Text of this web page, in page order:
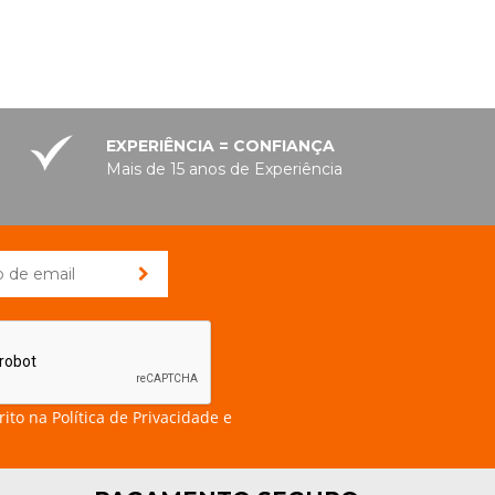
EXPERIÊNCIA = CONFIANÇA
Mais de 15 anos de Experiência
na Política de Privacidade e